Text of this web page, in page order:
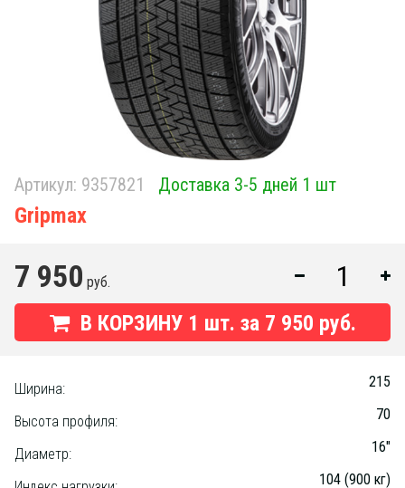
Артикул: 9357821 Доставка 3-5 дней 1 шт
Gripmax
7 950 руб.
В КОРЗИНУ 1 шт. за 7 950 руб.
Ширина: 215
Высота профиля: 70
Диаметр: 16"
104 (900 кг)